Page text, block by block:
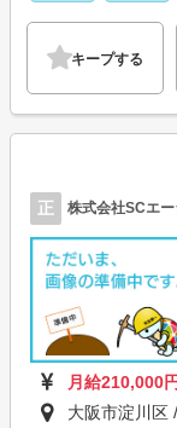
キープする
正 株式会社SCエ
月給210,000
大阪市淀川区